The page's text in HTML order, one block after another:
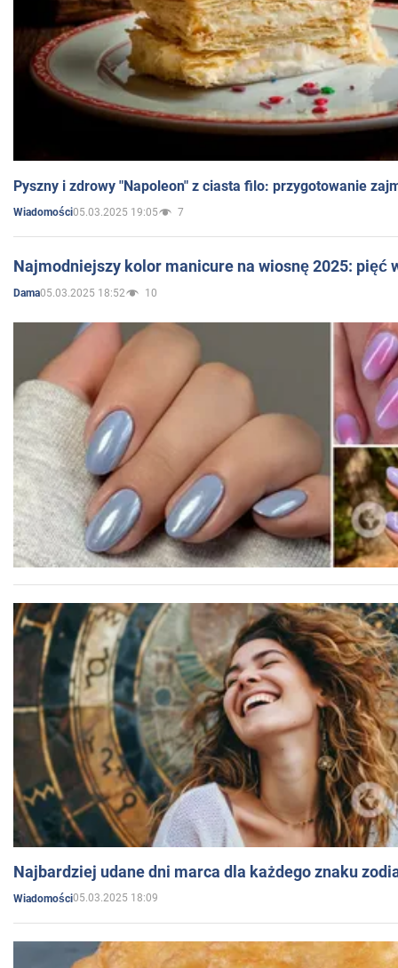
Pyszny i zdrowy "Napoleon" z ciasta filo: przygotowanie
Wiadomości05.03.2025 19:05 7
Najmodniejszy kolor manicure na wiosnę 2025: pięć
Dama05.03.2025 18:52 10
Najbardziej udane dni marca dla każdego znaku
Wiadomości05.03.2025 18:09